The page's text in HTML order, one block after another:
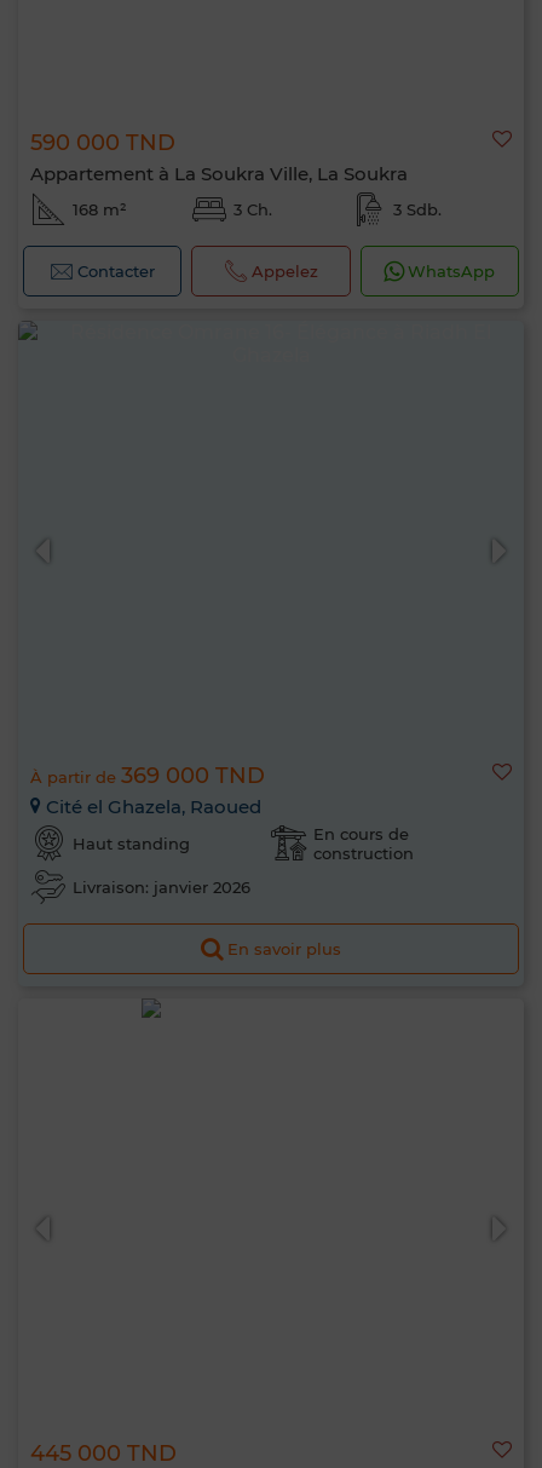
590 000 TND
Appartement à La Soukra Ville, La Soukra
168 m² 3 Ch. 3 Sdb.
Contacter Appelez WhatsApp
À partir de 369 000 TND
Cité el Ghazela, Raoued
Haut standing
En cours de
construction
Livraison: janvier 2026
En savoir plus
445 000 TND